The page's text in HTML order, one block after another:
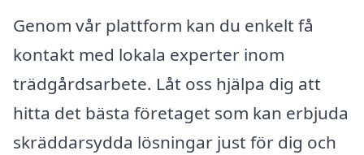
Genom vår plattform kan du enkelt få
kontakt med lokala experter inom
trädgårdsarbete. Låt oss hjälpa dig att
hitta det bästa företaget som kan erbjuda
skräddarsydda lösningar just för dig och